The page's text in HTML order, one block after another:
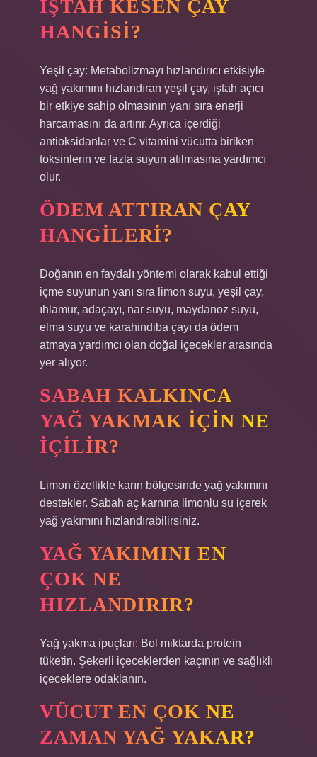
İŞTAH KESEN ÇAY
HANGISI?
Yeşil çay: Metabolizmayı hızlandırıcı etkisiyle
yağ yakımını hızlandıran yeşil çay, iştah açıcı
bir etkiye sahip olmasının yanı sıra enerji
harcamasını da artırır. Ayrıca içerdiği
antioksidanlar ve C vitamini vücutta biriken
toksinlerin ve fazla suyun atılmasına yardımcı
olur.
ÖDEM ATTIRAN ÇAY
HANGILERI?
Doğanın en faydalı yöntemi olarak kabul ettiği
içme suyunun yanı sıra limon suyu, yeşil çay,
ıhlamur, adaçayı, nar suyu, maydanoz suyu,
elma suyu ve karahindiba çayı da ödem
atmaya yardımcı olan doğal içecekler arasında
yer alıyor.
SABAH KALKINCA
YAĞ YAKMAK IÇIN NE
IÇILIR?
Limon özellikle karın bölgesinde yağ yakımını
destekler. Sabah aç karnına limonlu su içerek
yağ yakımını hızlandırabilirsiniz.
YAĞ YAKIMINI EN
ÇOK NE
HIZLANDIRIR?
Yağ yakma ipuçları: Bol miktarda protein
tüketin. Şekerli içeceklerden kaçının ve sağlıklı
içeceklere odaklanın.
VÜCUT EN ÇOK NE
ZAMAN YAĞ YAKAR?